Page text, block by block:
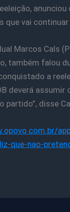
que vai continuar
Marcos Cals
também falou
a
deverá assumir
partido”, disse
que-nao-